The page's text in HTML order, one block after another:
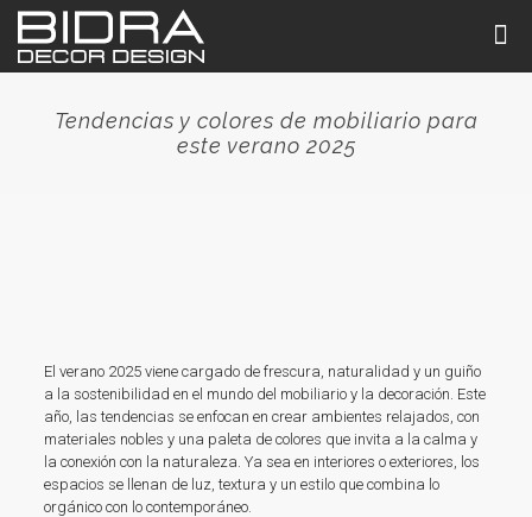
Tendencias y colores de mobiliario para
este verano 2025
El verano 2025 viene cargado de frescura, naturalidad y un guiño
a la sostenibilidad en el mundo del mobiliario y la decoración. Este
año, las tendencias se enfocan en crear ambientes relajados, con
materiales nobles y una paleta de colores que invita a la calma y
la conexión con la naturaleza. Ya sea en interiores o exteriores, los
espacios se llenan de luz, textura y un estilo que combina lo
orgánico con lo contemporáneo.